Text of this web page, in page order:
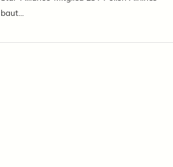
baut...